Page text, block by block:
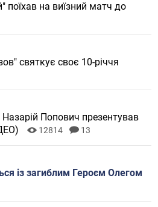
поїхав на виїзний матч до
святкує своє 10-річчя
Попович презентував
12814 13
із загиблим Героєм Олегом